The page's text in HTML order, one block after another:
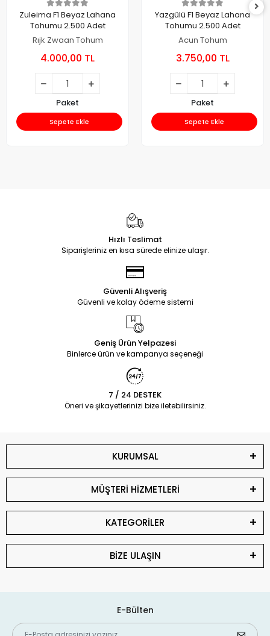
Zuleima F1 Beyaz Lahana
Tohumu 2.500 Adet
Rıjk Zwaan Tohum
4.000,00 TL
Paket
Sepete Ekle
Yazgülü F1 Beyaz Lahana
Tohumu 2.500 Adet
Acun Tohum
3.750,00 TL
Paket
Sepete Ekle
Hızlı Teslimat
Siparişleriniz en kısa sürede elinize ulaşır.
Güvenli Alışveriş
Güvenli ve kolay ödeme sistemi
Geniş Ürün Yelpazesi
Binlerce ürün ve kampanya seçeneği
7 / 24 DESTEK
Öneri ve şikayetlerinizi bize iletebilirsiniz.
KURUMSAL
MÜŞTERİ HİZMETLERİ
KATEGORİLER
BİZE ULAŞIN
E-Bülten